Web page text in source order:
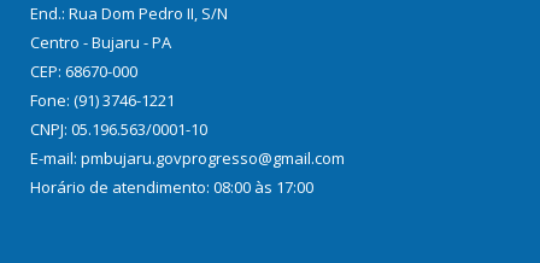
End.: Rua Dom Pedro II, S/N
Centro - Bujaru - PA
CEP: 68670-000
Fone: (91) 3746-1221
CNPJ: 05.196.563/0001-10
E-mail: pmbujaru.govprogresso@gmail.com
Horário de atendimento: 08:00 às 17:00